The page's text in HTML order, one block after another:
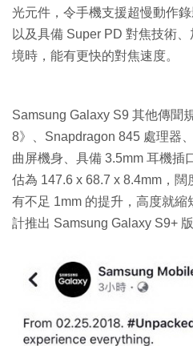
光元件，令手機支援超慢動作
以及具備 Super PD 對焦技術
境時，能有更快的對焦速度。
Samsung Galaxy S9 其他傳聞
8》、Snapdragon 845 處理器
曲屏機身、具備 3.5mm 耳機插
估為 147.6 x 68.7 x 8.4mm，
有不足 1mm 的提升，高度就
計推出 Samsung Galaxy S9+